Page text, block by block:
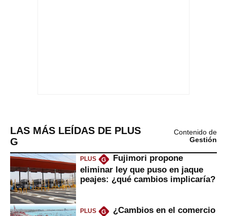
LAS MÁS LEÍDAS DE PLUS
G
Contenido de
Gestión
PLUS G
Fujimori propone
eliminar ley que puso en jaque
peajes: ¿qué cambios implicaría?
PLUS G
¿Cambios en el comercio